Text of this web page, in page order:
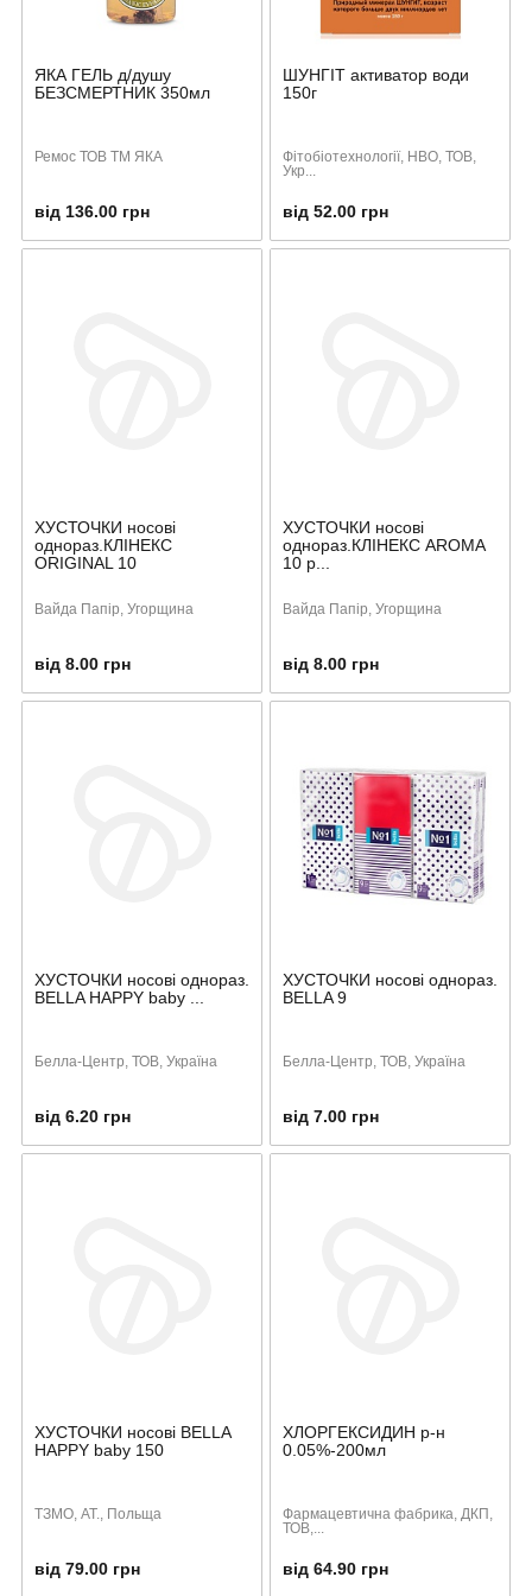
ЯКА ГЕЛЬ д/душу
БЕЗСМЕРТНИК 350мл
Ремос ТОВ ТМ ЯКА
від 136.00 грн
ШУНГІТ активатор води
150г
Фітобіотехнології, НВО, ТОВ,
Укр...
від 52.00 грн
ХУСТОЧКИ носові
однораз.КЛІНЕКС
ORIGINAL 10
Вайда Папір, Угорщина
від 8.00 грн
ХУСТОЧКИ носові
однораз.КЛІНЕКС AROMA
10 р...
Вайда Папір, Угорщина
від 8.00 грн
ХУСТОЧКИ носові однораз.
BELLA HAPPY baby ...
Белла-Центр, ТОВ, Україна
від 6.20 грн
ХУСТОЧКИ носові однораз.
BELLA 9
Белла-Центр, ТОВ, Україна
від 7.00 грн
ХУСТОЧКИ носові BELLA
HAPPY baby 150
ТЗМО, АТ., Польща
від 79.00 грн
ХЛОРГЕКСИДИН р-н
0.05%-200мл
Фармацевтична фабрика, ДКП,
ТОВ,...
від 64.90 грн